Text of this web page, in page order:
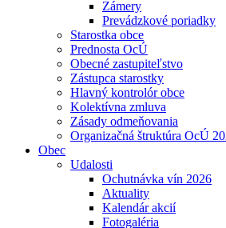
Zámery
Prevádzkové poriadky
Starostka obce
Prednosta OcÚ
Obecné zastupiteľstvo
Zástupca starostky
Hlavný kontrolór obce
Kolektívna zmluva
Zásady odmeňovania
Organizačná štruktúra OcÚ
Obec
Udalosti
Ochutnávka vín 2026
Aktuality
Kalendár akcií
Fotogaléria